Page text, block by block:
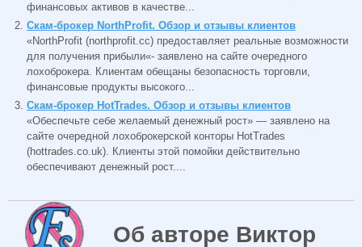
финансовых активов в качестве...
Скам-брокер NorthProfit. Обзор и отзывы клиентов
«NorthProfit (northprofit.cc) предоставляет реальные возможности
для получения прибыли«- заявлено на сайте очередного
лохоброкера. Клиентам обещаны безопасность торговли,
финансовые продукты высокого...
Скам-брокер HotTrades. Обзор и отзывы клиентов
«Обеспечьте себе желаемый денежный рост» — заявлено на
сайте очередной лохоброкерской конторы HotTrades
(hottrades.co.uk). Клиенты этой помойки действительно
обеспечивают денежный рост....
Об авторе Виктор